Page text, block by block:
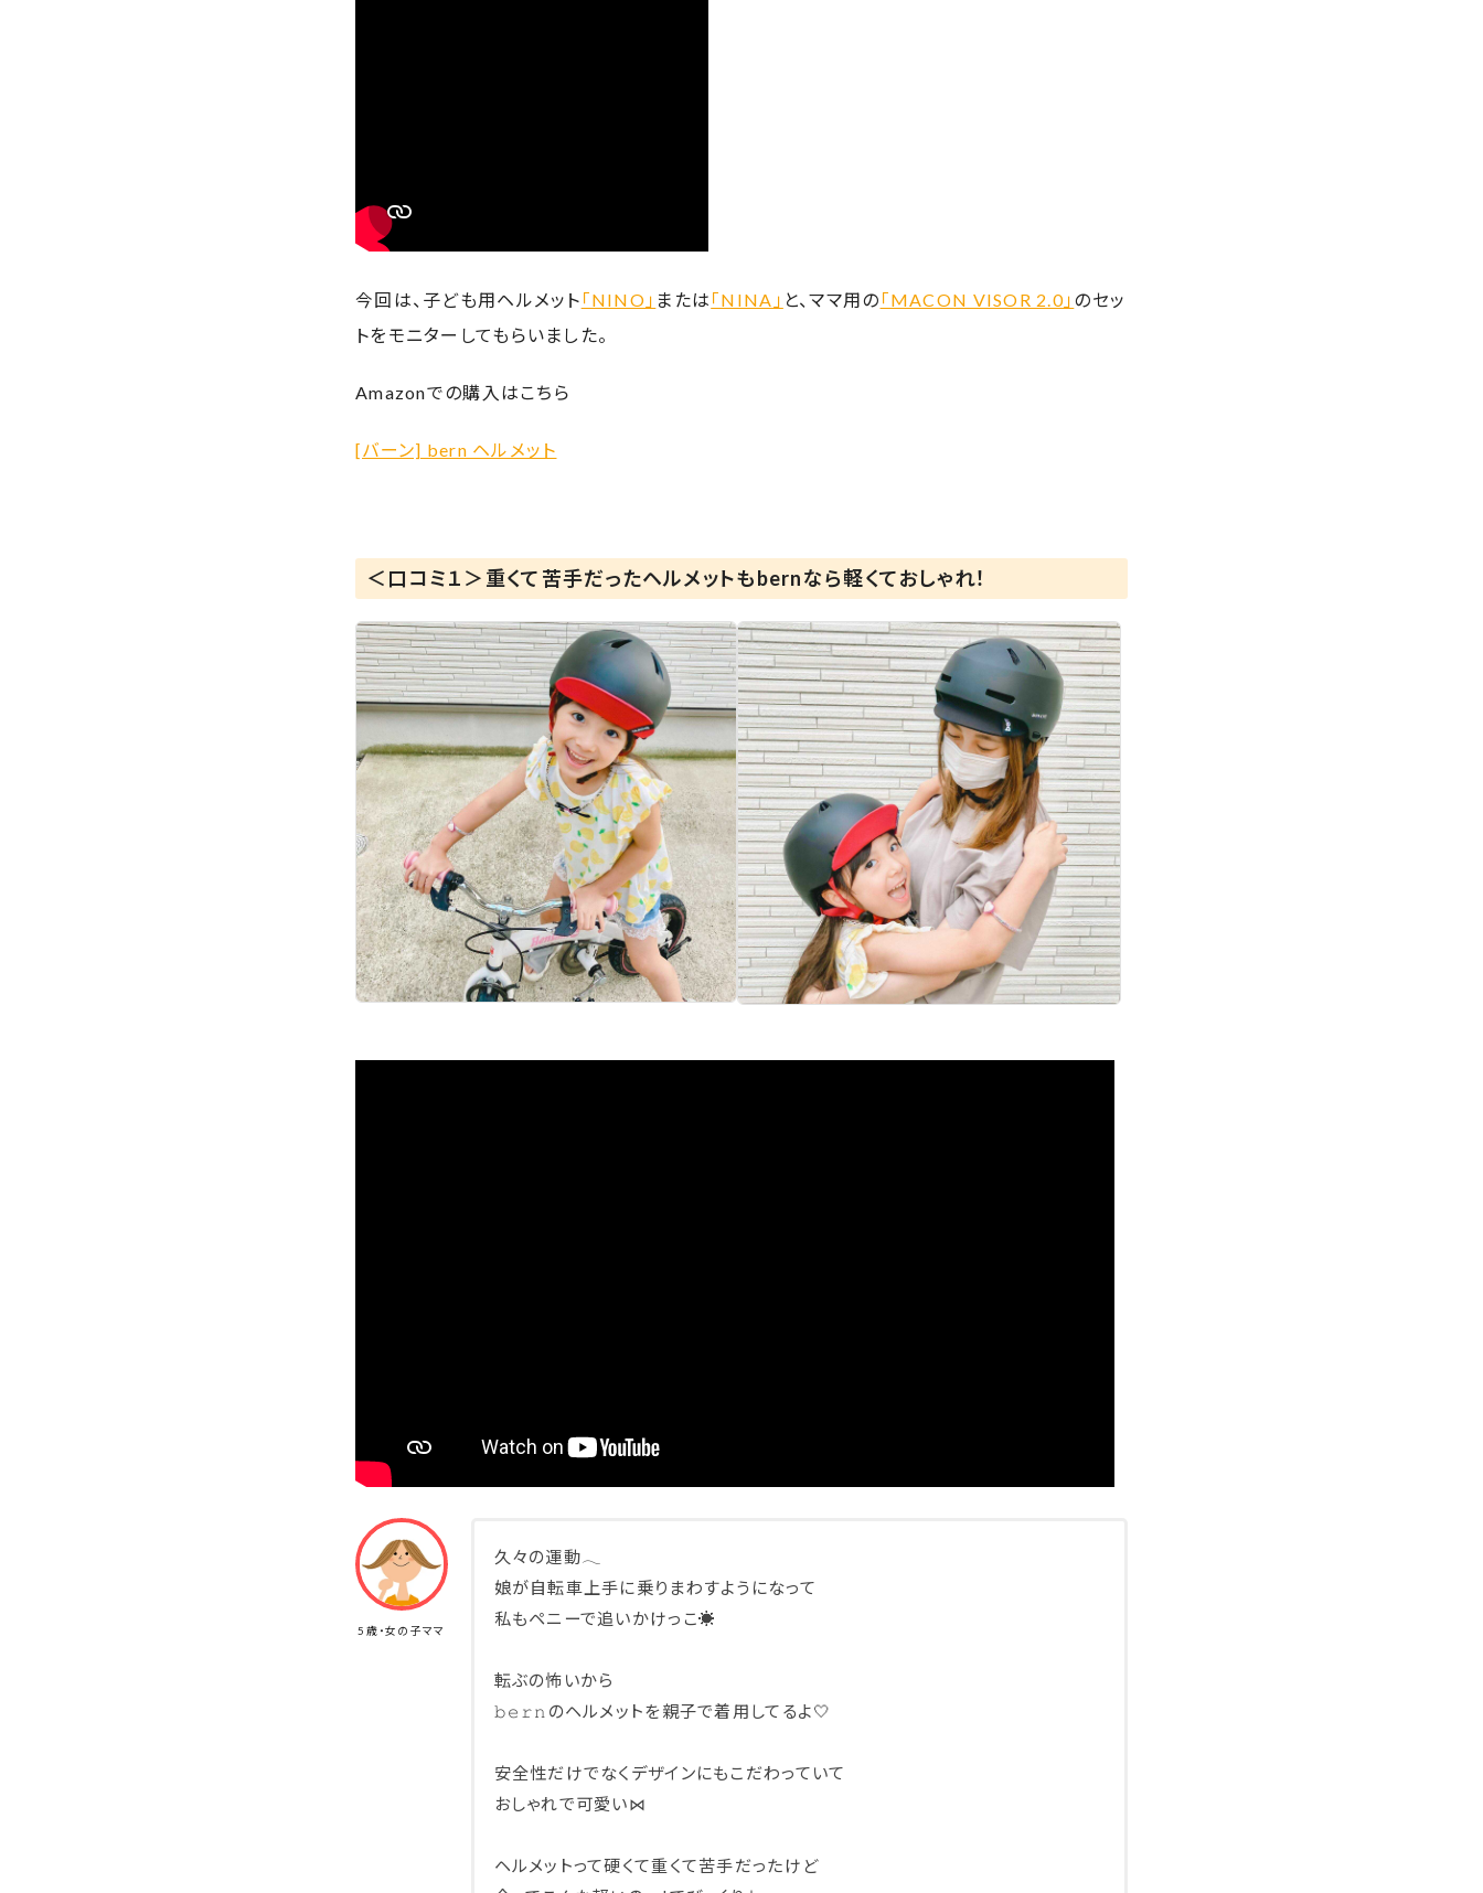
今回は、子ども用ヘルメット 「NINO」 または 「NINA」 と、ママ用の 「MACON VISOR 2.0」 のセッ
トをモニターしてもらいました。
Amazonでの購入はこちら
[バーン] bern ヘルメット
＜口コミ１＞重くて苦手だったヘルメットもbernなら軽くておしゃれ！
5歳・女の子ママ
久々の運動𓂃
娘が自転車上手に乗りまわすようになって
私もペニーで追いかけっこ☀︎
転ぶの怖いから
𝚋𝚎𝚛𝚗のヘルメットを親子で着用してるよ🤍
安全性だけでなくデザインにもこだわっていて
おしゃれで可愛い⋈
ヘルメットって硬くて重くて苦手だったけど